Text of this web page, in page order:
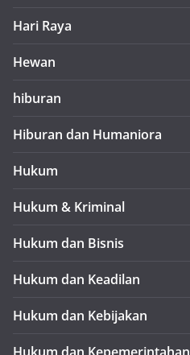
Hari Raya
Hewan
hiburan
Hiburan dan Humaniora
Hukum
Hukum & Kriminal
Hukum dan Bisnis
Hukum dan Keadilan
Hukum dan Kebijakan